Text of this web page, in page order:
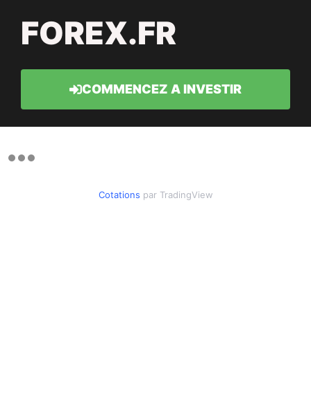
FOREX.FR
COMMENCEZ A INVESTIR
Cotations par TradingView